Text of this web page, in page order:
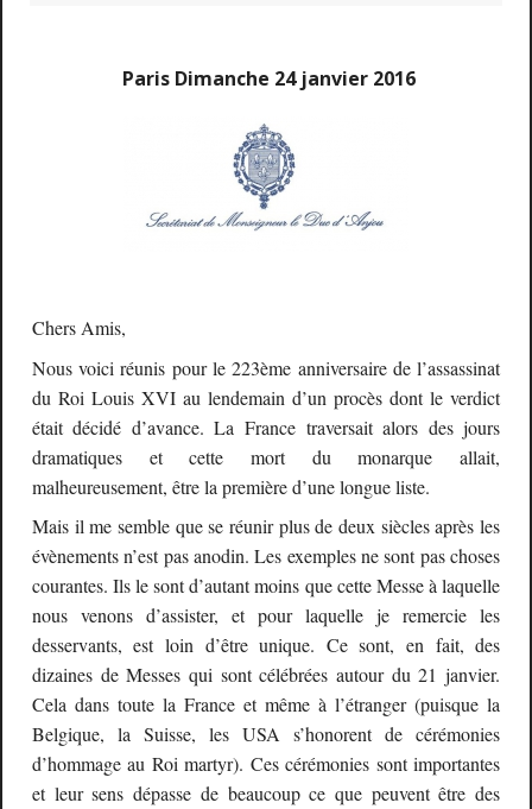
Paris Dimanche 24 janvier 2016
Chers Amis,
Nous voici réunis pour le 223ème anniversaire de l’assassinat
du Roi Louis XVI au lendemain d’un procès dont le verdict
était décidé d’avance. La France traversait alors des jours
dramatiques et cette mort du monarque allait,
malheureusement, être la première d’une longue liste.
Mais il me semble que se réunir plus de deux siècles après les
évènements n’est pas anodin. Les exemples ne sont pas choses
courantes. Ils le sont d’autant moins que cette Messe à laquelle
nous venons d’assister, et pour laquelle je remercie les
desservants, est loin d’être unique. Ce sont, en fait, des
dizaines de Messes qui sont célébrées autour du 21 janvier.
Cela dans toute la France et même à l’étranger (puisque la
Belgique, la Suisse, les USA s’honorent de cérémonies
d’hommage au Roi martyr). Ces cérémonies sont importantes
et leur sens dépasse de beaucoup ce que peuvent être des